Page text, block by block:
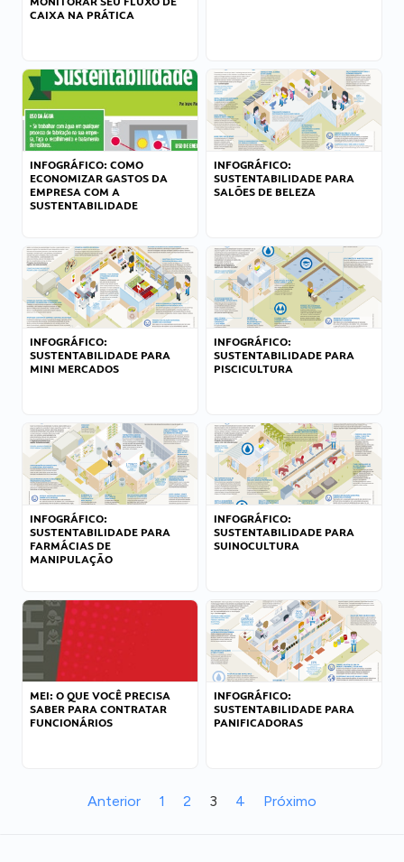
CAIXA NA PRÁTICA
INFOGRÁFICO: COMO
ECONOMIZAR GASTOS DA
EMPRESA COM A
SUSTENTABILIDADE
INFOGRÁFICO:
SUSTENTABILIDADE PARA
SALÕES DE BELEZA
INFOGRÁFICO:
SUSTENTABILIDADE PARA
MINI MERCADOS
INFOGRÁFICO:
SUSTENTABILIDADE PARA
PISCICULTURA
INFOGRÁFICO:
SUSTENTABILIDADE PARA
FARMÁCIAS DE
MANIPULAÇÃO
INFOGRÁFICO:
SUSTENTABILIDADE PARA
SUINOCULTURA
MEI: O QUE VOCÊ PRECISA
SABER PARA CONTRATAR
FUNCIONÁRIOS
INFOGRÁFICO:
SUSTENTABILIDADE PARA
PANIFICADORAS
Anterior 1 2 3 4 Próximo